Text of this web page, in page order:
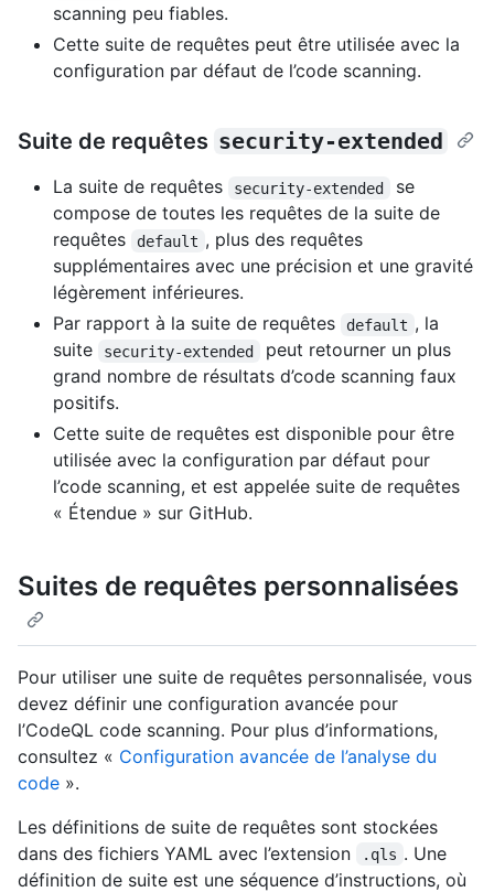
scanning peu fiables.
Cette suite de requêtes peut être utilisée avec la
configuration par défaut de l’code scanning.
Suite de requêtes security-extended
La suite de requêtes security-extended
se
compose de toutes les requêtes de la suite de
requêtes
default , plus des requêtes
supplémentaires avec une précision et une gravité
légèrement inférieures.
Par rapport à la suite de requêtes
default , la
suite
security-extended
peut retourner un plus
grand nombre de résultats d’code scanning faux
positifs.
Cette suite de requêtes est disponible pour être
utilisée avec la configuration par défaut pour
l’code scanning, et est appelée suite de requêtes
« Étendue » sur GitHub.
Suites de requêtes personnalisées
Pour utiliser une suite de requêtes personnalisée, vous
devez définir une configuration avancée pour
l’CodeQL code scanning. Pour plus d’informations,
consultez « Configuration avancée de l’analyse du
code ».
Les définitions de suite de requêtes sont stockées
dans des fichiers YAML avec l’extension
.qls . Une
définition de suite est une séquence d’instructions, où